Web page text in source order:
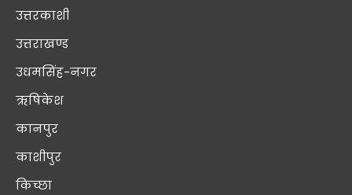
उत्तरकाशी
उत्तराखण्ड
उधमसिंह-नगर
ऋषिकेश
कानपुर
काशीपुर
किच्छा